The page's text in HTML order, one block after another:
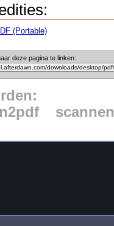
(Portable)
deze pagina te linken:
scannen